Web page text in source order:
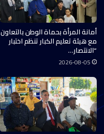
أمانة المرأة بحماة الوطن بالتعاون
مع هيئة تعليم الكبار تنظم اختبار
“الانتصار…
2026-08-05